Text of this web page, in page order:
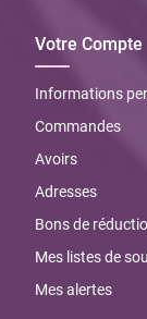
Votre Compte
Informations
Commandes
Avoirs
Adresses
Bons de
Mes listes de
Mes alertes